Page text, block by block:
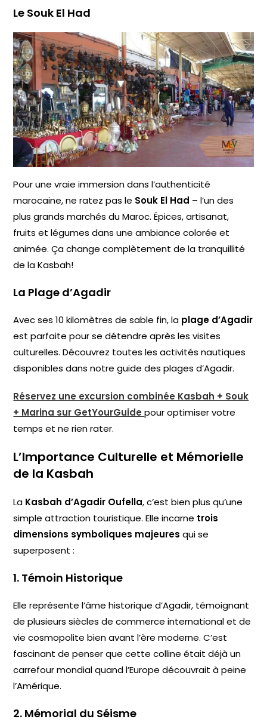
Le Souk El Had
Pour une vraie immersion dans l’authenticité
marocaine, ne ratez pas le Souk El Had – l’un des
plus grands marchés du Maroc. Épices, artisanat,
fruits et légumes dans une ambiance colorée et
animée. Ça change complètement de la tranquillité
de la Kasbah!
La Plage d’Agadir
Avec ses 10 kilomètres de sable fin, la plage d’Agadir
est parfaite pour se détendre après les visites
culturelles. Découvrez toutes les activités nautiques
disponibles dans notre guide des plages d’Agadir.
Réservez une excursion combinée Kasbah + Souk
+ Marina sur GetYourGuide pour optimiser votre
temps et ne rien rater.
L’Importance Culturelle et Mémorielle
de la Kasbah
La Kasbah d’Agadir Oufella, c’est bien plus qu’une
simple attraction touristique. Elle incarne trois
dimensions symboliques majeures qui se
superposent :
1. Témoin Historique
Elle représente l’âme historique d’Agadir, témoignant
de plusieurs siècles de commerce international et de
vie cosmopolite bien avant l’ère moderne. C’est
fascinant de penser que cette colline était déjà un
carrefour mondial quand l’Europe découvrait à peine
l’Amérique.
2. Mémorial du Séisme